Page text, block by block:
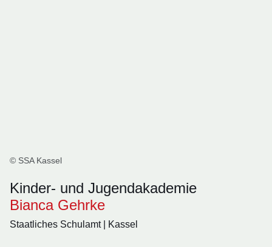
© SSA Kassel
Kinder- und Jugendakademie
Bianca Gehrke
Staatliches Schulamt | Kassel